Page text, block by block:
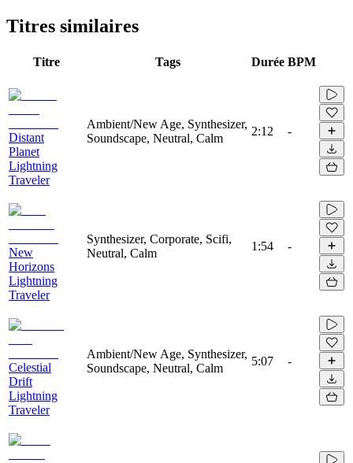
Titres similaires
Titre Tags Durée BPM
Distant
Planet
Lightning
Traveler
Ambient/New Age, Synthesizer,
Soundscape, Neutral, Calm
2:12 -
New
Horizons
Lightning
Traveler
Synthesizer, Corporate, Scifi,
Neutral, Calm
1:54 -
Celestial
Drift
Lightning
Traveler
Ambient/New Age, Synthesizer,
Soundscape, Neutral, Calm
5:07 -